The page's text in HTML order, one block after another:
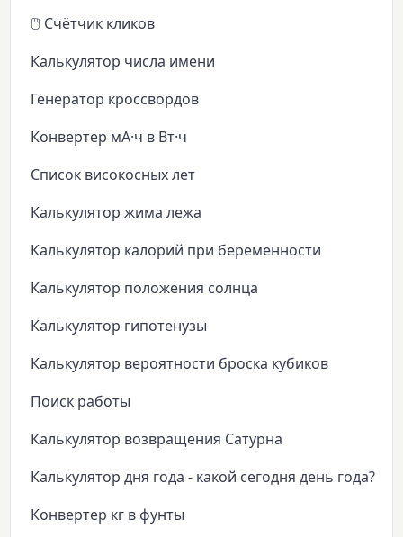
🖱️ Счётчик кликов
Калькулятор числа имени
Генератор кроссвордов
Конвертер мА·ч в Вт·ч
Список високосных лет
Калькулятор жима лежа
Калькулятор калорий при беременности
Калькулятор положения солнца
Калькулятор гипотенузы
Калькулятор вероятности броска кубиков
Поиск работы
Калькулятор возвращения Сатурна
Калькулятор дня года - какой сегодня день года?
Конвертер кг в фунты